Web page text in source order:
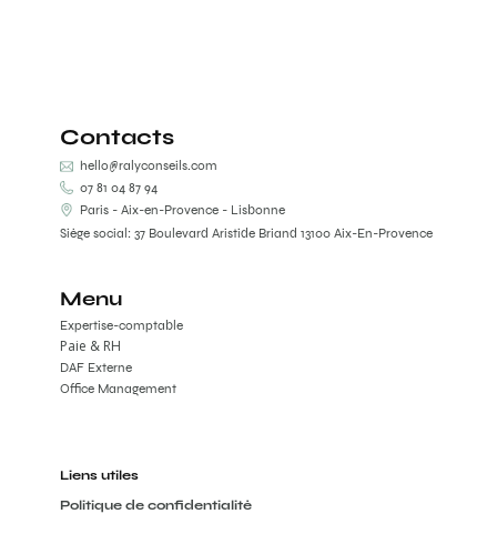
Contacts
hello@ralyconseils.com
07 81 04 87 94
Paris - Aix-en-Provence - Lisbonne
Siège social: 37 Boulevard Aristide Briand 13100 Aix-En-Provence
Menu
Expertise-comptable
DAF Externe
Office Management
Paie & RH
Liens utiles
Politique de confidentialité